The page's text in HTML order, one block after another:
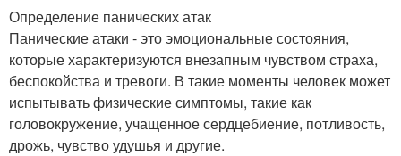
Определение панических атак
Панические атаки - это эмоциональные состояния,
которые характеризуются внезапным чувством страха,
беспокойства и тревоги. В такие моменты человек может
испытывать физические симптомы, такие как
головокружение, учащенное сердцебиение, потливость,
дрожь, чувство удушья и другие.